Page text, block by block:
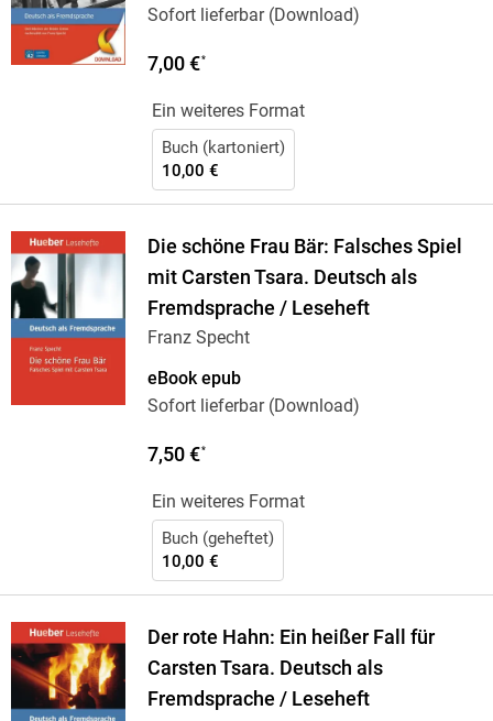
Sofort lieferbar (Download)
7,00 €*
Ein weiteres Format
Buch (kartoniert)
10,00 €
Die schöne Frau Bär: Falsches Spiel
mit Carsten Tsara. Deutsch als
Fremdsprache / Leseheft
Franz Specht
eBook epub
Sofort lieferbar (Download)
7,50 €*
Ein weiteres Format
Buch (geheftet)
10,00 €
Der rote Hahn: Ein heißer Fall für
Carsten Tsara. Deutsch als
Fremdsprache / Leseheft